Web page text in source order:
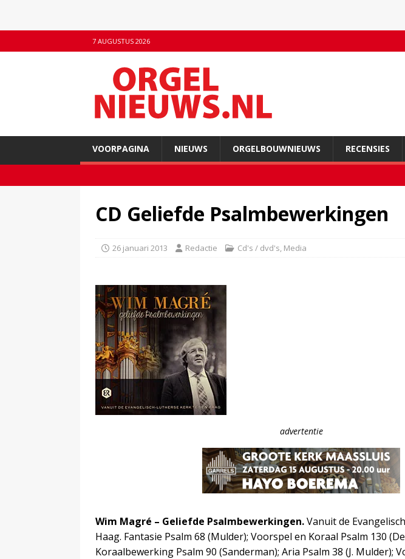
7 AUGUSTUS 2026
VOORPAGINA NIEUWS ORGELBOUWNIEUWS RECENSIES
CD Geliefde Psalmbewerkingen
26 januari 2013 Redactie Cd's / dvd's, Media
advertentie
Wim Magré – Geliefde Psalmbewerkingen.Vanuit de
Haag. Fantasie Psalm 68 (Mulder); Voorspel en Koraal Psalm 130
Koraalbewerking Psalm 90 (Sanderman); Aria Psalm 38 (J. Mulder);